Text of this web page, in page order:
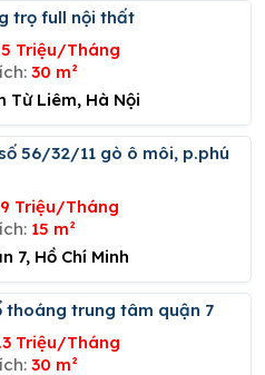
trọ full nội thất
Triệu/Tháng
30 m²
Từ Liêm, Hà Nội
Triệu/Tháng
15 m²
7, Hồ Chí Minh
thoáng trung tâm quận 7
Triệu/Tháng
30 m²